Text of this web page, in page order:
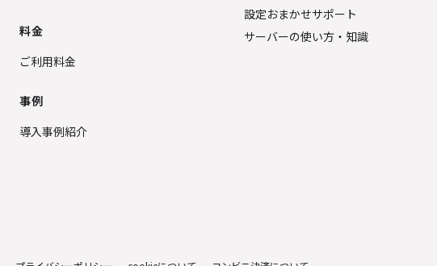
料金
ご利用料金
事例
導入事例紹介
設定おまかせサポート
サーバーの使い方・知識